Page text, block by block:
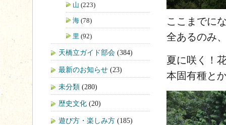
ここまでに
全あるのみ
夏に咲く！
本固有種と
山 (223)
海 (78)
里 (92)
天橋立ガイド部会 (384)
最新のお知らせ (23)
未分類 (280)
歴史文化 (20)
遊び方・楽しみ方 (185)